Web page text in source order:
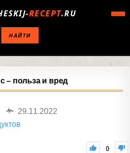
RECEPT.RU
НАЙТИ
– польза и вред
29.11.2022
0